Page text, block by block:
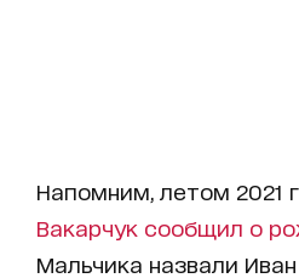
Напомним, летом 2021
Вакарчук сообщил о
Мальчика назвали